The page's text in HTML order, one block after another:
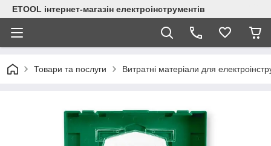
ETOOL інтернет-магазін електроінструментів
Товари та послуги Витратні матеріали для